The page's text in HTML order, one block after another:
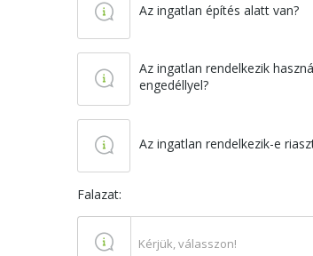
Az ingatlan építés alatt van?
Az ingatlan rendelkezik
engedéllyel?
Az ingatlan rendelkezik-e
Falazat:
Kérjük, válasszon!